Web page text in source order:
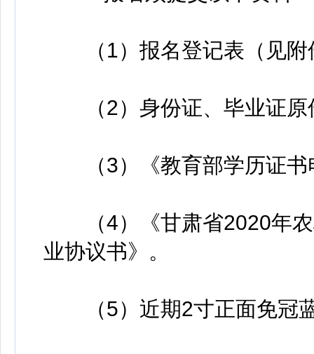
（1）报名登记表（见附
（2）身份证、毕业证原
（3）《教育部学历证书
（4）《甘肃省2020年农
业协议书》。
（5）近期2寸正面免冠